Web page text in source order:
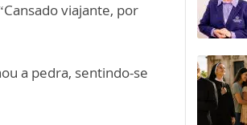
viajante, por
a pedra, sentindo-se